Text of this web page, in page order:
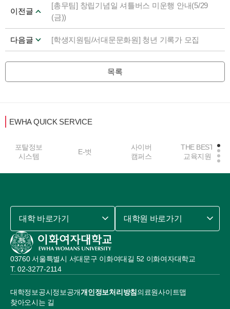
이전글
[총무팀] 창립기념일 셔틀버스 미운행 안내(5/29
(금))
다음글 [학생지원팀/서대문문화원] 청년 기록가 모집
목록
EWHA QUICK SERVICE
포탈정보
시스템
E-벗
사이버
캠퍼스
THE BEST
교육지원
대학정보공시정보공개개인정보처리방침의료원사이트맵
찾아오시는 길
03760 서울특별시 서대문구 이화여대길 52 이화여자대학교
02-3277-2114
대학 바로가기 대학원 바로가기